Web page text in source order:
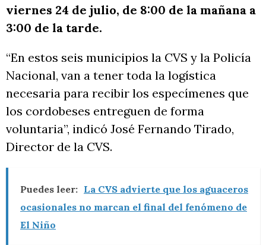
viernes 24 de julio, de 8:00 de la mañana a
3:00 de la tarde.
“En estos seis municipios la CVS y la Policía
Nacional, van a tener toda la logística
necesaria para recibir los especímenes que
los cordobeses entreguen de forma
voluntaria”, indicó José Fernando Tirado,
Director de la CVS.
Puedes leer: La CVS advierte que los aguaceros
ocasionales no marcan el final del fenómeno de
El Niño